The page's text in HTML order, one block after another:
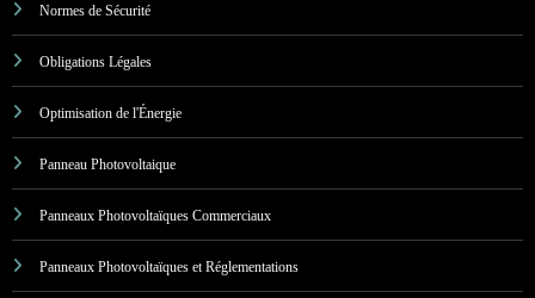
Normes de Sécurité
Obligations Légales
Optimisation de l'Énergie
Panneau Photovoltaique
Panneaux Photovoltaïques Commerciaux
Panneaux Photovoltaïques et Réglementations